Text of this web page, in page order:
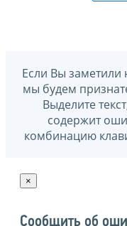
Если Вы заметили
мы будем
Выделите
содержит
комбинацию
×
Сообщить об